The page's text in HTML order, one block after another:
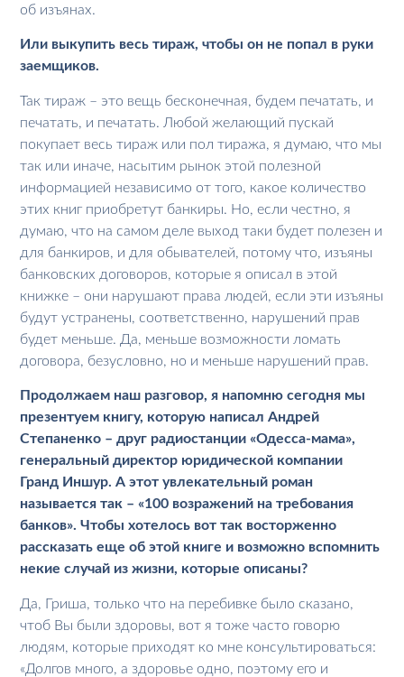
об изъянах.
Или выкупить весь тираж, чтобы он не попал в руки
заемщиков.
Так тираж – это вещь бесконечная, будем печатать, и
печатать, и печатать. Любой желающий пускай
покупает весь тираж или пол тиража, я думаю, что мы
так или иначе, насытим рынок этой полезной
информацией независимо от того, какое количество
этих книг приобретут банкиры. Но, если честно, я
думаю, что на самом деле выход таки будет полезен и
для банкиров, и для обывателей, потому что, изъяны
банковских договоров, которые я описал в этой
книжке – они нарушают права людей, если эти изъяны
будут устранены, соответственно, нарушений прав
будет меньше. Да, меньше возможности ломать
договора, безусловно, но и меньше нарушений прав.
Продолжаем наш разговор, я напомню сегодня мы
презентуем книгу, которую написал Андрей
Степаненко – друг радиостанции «Одесса-мама»,
генеральный директор юридической компании
Гранд Иншур. А этот увлекательный роман
называется так – «100 возражений на требования
банков». Чтобы хотелось вот так восторженно
рассказать еще об этой книге и возможно вспомнить
некие случай из жизни, которые описаны?
Да, Гриша, только что на перебивке было сказано,
чтоб Вы были здоровы, вот я тоже часто говорю
людям, которые приходят ко мне консультироваться:
«Долгов много, а здоровье одно, поэтому его и